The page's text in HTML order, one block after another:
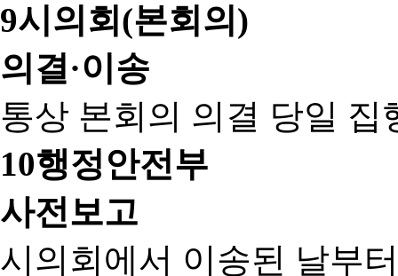
9시의회(본회의)
의결·이송
통상 본회의 의결 당일 집
10행정안전부
사전보고
시의회에서 이송된 날부